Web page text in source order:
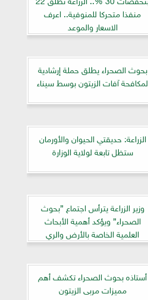
منفذا متحركا للمنوفية.. اعرف
الاسعار والموعد
بحوث الصحراء يطلق حملة إرشادية
لمكافحة آفات الزيتون بوسط سيناء
الزراعة: حديقتي الحيوان والأورمان
ستظل تابعة لولاية الوزارة
وزير الزراعة يترأس اجتماع ”بحوث
الصحراء” ويؤكد أهمية الأبحاث
العلمية الخاصة بالأرض والري
أستاذه بحوث الصحراء تكشف أهم
مميزات مربى الزيتون